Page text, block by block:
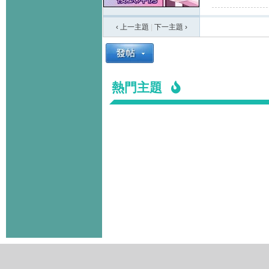
‹ 上一主題 下一主題 ›
熱門主題